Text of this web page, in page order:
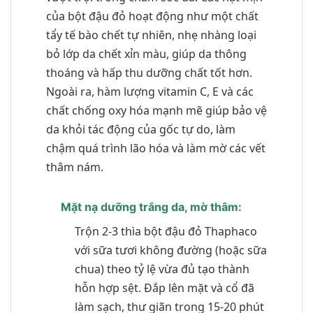
của bột đậu đỏ hoạt động như một chất
tẩy tế bào chết tự nhiên, nhẹ nhàng loại
bỏ lớp da chết xỉn màu, giúp da thông
thoáng và hấp thu dưỡng chất tốt hơn.
Ngoài ra, hàm lượng vitamin C, E và các
chất chống oxy hóa mạnh mẽ giúp bảo vệ
da khỏi tác động của gốc tự do, làm
chậm quá trình lão hóa và làm mờ các vết
thâm nám.
Mặt nạ dưỡng trắng da, mờ thâm:
Trộn 2-3 thìa bột đậu đỏ Thaphaco
với sữa tươi không đường (hoặc sữa
chua) theo tỷ lệ vừa đủ tạo thành
hỗn hợp sệt. Đắp lên mặt và cổ đã
làm sạch, thư giãn trong 15-20 phút